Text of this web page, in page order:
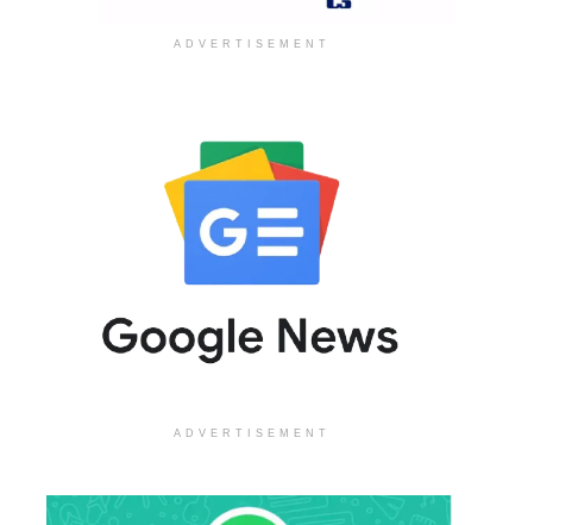
ADVERTISEMENT
ADVERTISEMENT